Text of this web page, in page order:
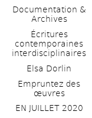
Documentation &
Archives
Écritures
contemporaines
interdisciplinaires
Elsa Dorlin
Empruntez des
œuvres
EN JUILLET 2020